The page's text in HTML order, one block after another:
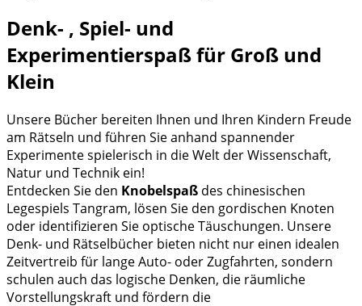
Denk- , Spiel- und
Experimentierspaß für Groß und
Klein
Unsere Bücher bereiten Ihnen und Ihren Kindern Freude
am Rätseln und führen Sie anhand spannender
Experimente spielerisch in die Welt der Wissenschaft,
Natur und Technik ein!
Entdecken Sie den Knobelspaß des chinesischen
Legespiels Tangram, lösen Sie den gordischen Knoten
oder identifizieren Sie optische Täuschungen. Unsere
Denk- und Rätselbücher bieten nicht nur einen idealen
Zeitvertreib für lange Auto- oder Zugfahrten, sondern
schulen auch das logische Denken, die räumliche
Vorstellungskraft und fördern die